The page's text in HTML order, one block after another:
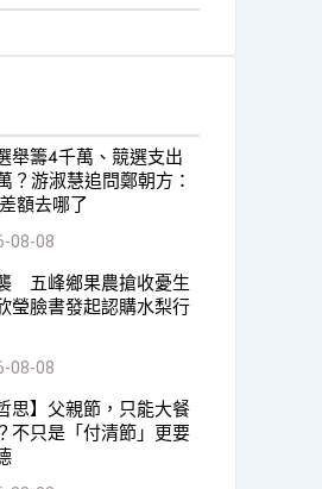
舉籌4千萬、競選支出
？游淑慧追問鄭朝方：
額去哪了
08-08
五峰鄉果農搶收憂生
臉書發起認購水梨行
08-08
思】父親節，只能大餐
不只是「付清節」更要